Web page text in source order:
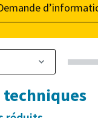
techniques